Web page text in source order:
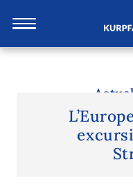
S
Rechercher